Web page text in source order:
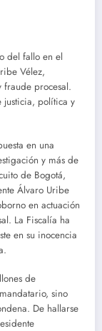
del fallo en el
Vélez,
fraude procesal.
justicia, política y
en una
y más de
de Bogotá,
Álvaro Uribe
en actuación
La Fiscalía ha
en su inocencia
de
sino
De hallarse